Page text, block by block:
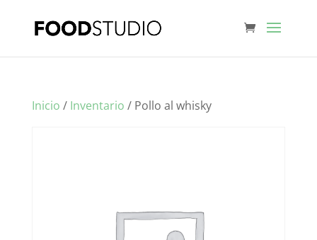
Inicio / Inventario / Pollo al whisky